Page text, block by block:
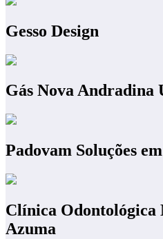
Gesso Design
Gás Nova Andradina
Padovam Soluções
Clínica Odontológica
Azuma